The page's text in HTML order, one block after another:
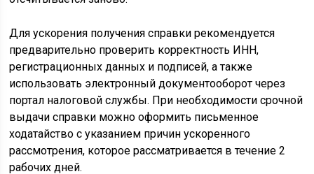
Для ускорения получения справки рекомендуется
предварительно проверить корректность ИНН,
регистрационных данных и подписей, а также
использовать электронный документооборот через
портал налоговой службы. При необходимости срочной
выдачи справки можно оформить письменное
ходатайство с указанием причин ускоренного
рассмотрения, которое рассматривается в течение 2
рабочих дней.